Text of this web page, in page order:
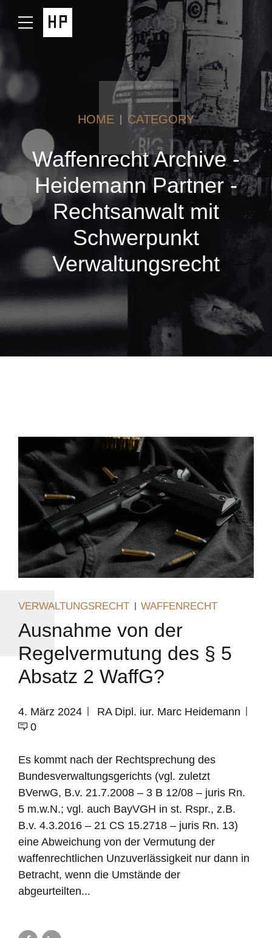
HOME CATEGORY
Waffenrecht Archive -
Heidemann Partner -
Rechtsanwalt mit
Schwerpunkt
Verwaltungsrecht
VERWALTUNGSRECHT WAFFENRECHT
Ausnahme von der
Regelvermutung des § 5
Absatz 2 WaffG?
4. März 2024
RA Dipl. iur. Marc Heidemann
0
Es kommt nach der Rechtsprechung des
Bundesverwaltungsgerichts (vgl. zuletzt
BVerwG, B.v. 21.7.2008 – 3 B 12/08 – juris Rn.
5 m.w.N.; vgl. auch BayVGH in st. Rspr., z.B.
B.v. 4.3.2016 – 21 CS 15.2718 – juris Rn. 13)
eine Abweichung von der Vermutung der
waffenrechtlichen Unzuverlässigkeit nur dann in
Betracht, wenn die Umstände der
abgeurteilten...